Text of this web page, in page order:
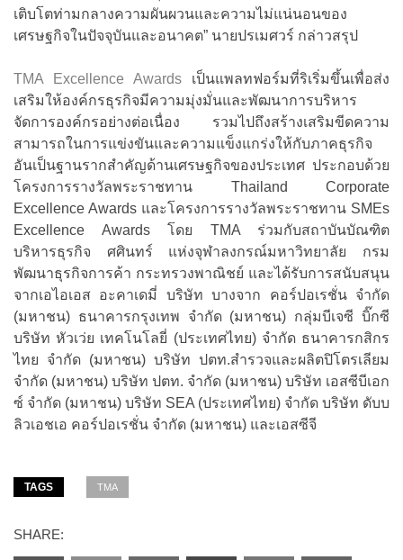
เติบโตท่ามกลางความผันผวนและความไม่แน่นอนของ
เศรษฐกิจในปัจจุบันและอนาคต” นายปรเมศวร์ กล่าวสรุป
TMA Excellence Awards เป็นแพลทฟอร์มที่ริเริ่มขึ้นเพื่อส่ง
เสริมให้องค์กรธุรกิจมีความมุ่งมั่นและพัฒนาการบริหาร
จัดการองค์กรอย่างต่อเนื่อง รวมไปถึงสร้างเสริมขีดความ
สามารถในการแข่งขันและความแข็งแกร่งให้กับภาคธุรกิจ
อันเป็นฐานรากสำคัญด้านเศรษฐกิจของประเทศ ประกอบด้วย
โครงการรางวัลพระราชทาน Thailand Corporate
Excellence Awards และโครงการรางวัลพระราชทาน SMEs
Excellence Awards โดย TMA ร่วมกับสถาบันบัณฑิต
บริหารธุรกิจ ศศินทร์ แห่งจุฬาลงกรณ์มหาวิทยาลัย กรม
พัฒนาธุรกิจการค้า กระทรวงพาณิชย์ และได้รับการสนับสนุน
จากเอไอเอส อะคาเดมี่ บริษัท บางจาก คอร์ปอเรชั่น จำกัด
(มหาชน) ธนาคารกรุงเทพ จำกัด (มหาชน) กลุ่มบีเจซี บิ๊กซี
บริษัท หัวเว่ย เทคโนโลยี่ (ประเทศไทย) จำกัด ธนาคารกสิกร
ไทย จำกัด (มหาชน) บริษัท ปตท.สำรวจและผลิตปิโตรเลียม
จำกัด (มหาชน) บริษัท ปตท. จำกัด (มหาชน) บริษัท เอสซีบีเอก
ซ์ จำกัด (มหาชน) บริษัท SEA (ประเทศไทย) จำกัด บริษัท ดับบ
ลิวเอชเอ คอร์ปอเรชั่น จำกัด (มหาชน) และเอสซีจี
TAGS TMA
SHARE: